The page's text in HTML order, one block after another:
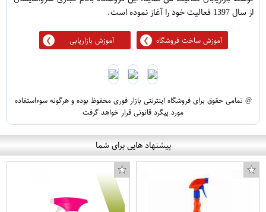
از سال 1397 فعالیت خود را آغاز نموده است.
آموزش ساخت فروشگاه آموزش بازاریابی
@ تمامی حقوق برای فروشگاه اینترنتی بازار فوری محفوظ بوده و هرگونه سوءاستفاده
مورد پیگرد قانونی قرار خواهد گرفت
پیشنهاد هایی برای شما